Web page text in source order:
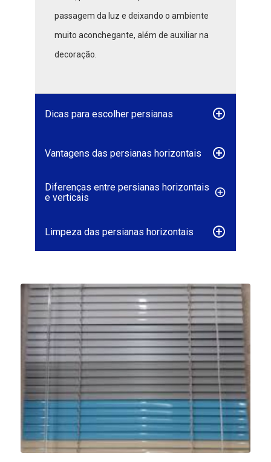
passagem da luz e deixando o ambiente
muito aconchegante, além de auxiliar na
decoração.
Dicas para escolher persianas
Vantagens das persianas horizontais
Diferenças entre persianas horizontais
e verticais
Limpeza das persianas horizontais